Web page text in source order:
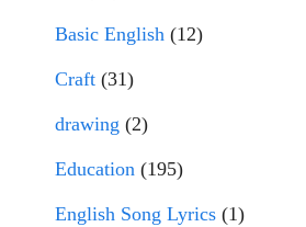
Basic English (12)
Craft (31)
drawing (2)
Education (195)
English Song Lyrics (1)